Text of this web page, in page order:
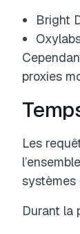
Bright
proxies
Les
systèmes
Durant la